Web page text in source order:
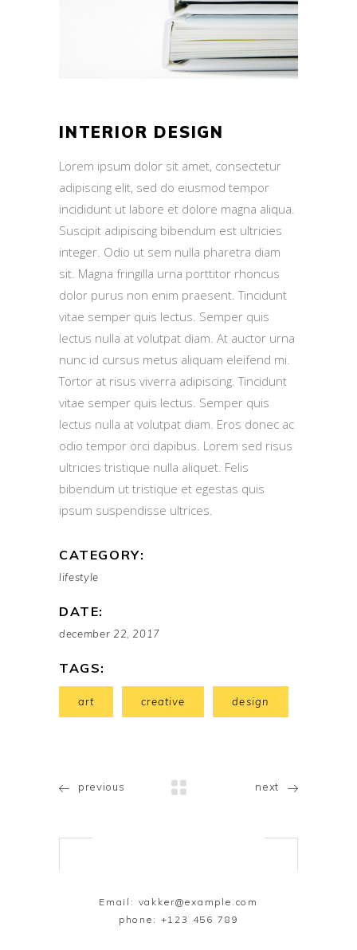
INTERIOR DESIGN
Lorem ipsum dolor sit amet, consectetur
adipiscing elit, sed do eiusmod tempor
incididunt ut labore et dolore magna aliqua.
Suscipit adipiscing bibendum est ultricies
integer. Odio ut sem nulla pharetra diam
sit. Magna fringilla urna porttitor rhoncus
dolor purus non enim praesent. Tincidunt
vitae semper quis lectus. Semper quis
lectus nulla at volutpat diam. At auctor urna
nunc id cursus metus aliquam eleifend mi.
Tortor at risus viverra adipiscing. Tincidunt
vitae semper quis lectus. Semper quis
lectus nulla at volutpat diam. Eros donec ac
odio tempor orci dapibus. Lorem sed risus
ultricies tristique nulla aliquet. Felis
bibendum ut tristique et egestas quis
ipsum suspendisse ultrices.
CATEGORY:
lifestyle
DATE:
december 22, 2017
TAGS:
art creative design
previous next
Email: vakker@example.com
phone: +123 456 789